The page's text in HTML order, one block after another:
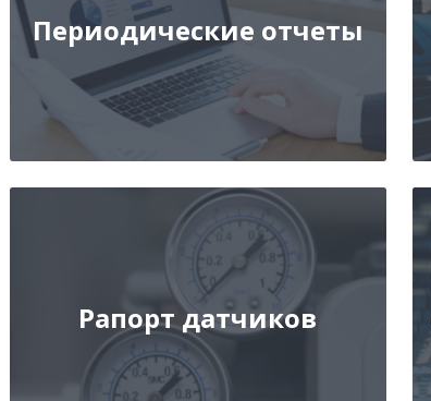
Периодические отчеты
Рапорт датчиков